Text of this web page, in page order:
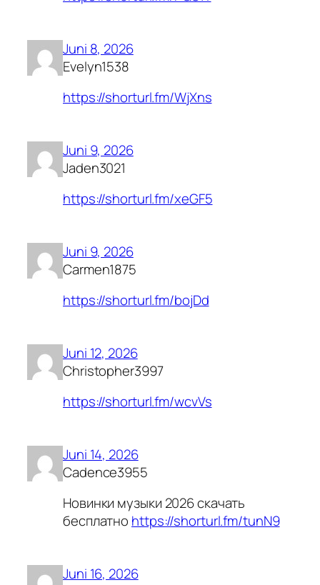
Juni 8, 2026
Evelyn1538
https://shorturl.fm/WjXns
Juni 9, 2026
Jaden3021
https://shorturl.fm/xeGF5
Juni 9, 2026
Carmen1875
https://shorturl.fm/bojDd
Juni 12, 2026
Christopher3997
https://shorturl.fm/wcvVs
Juni 14, 2026
Cadence3955
Новинки музыки 2026 скачать
бесплатно https://shorturl.fm/tunN9
Juni 16, 2026